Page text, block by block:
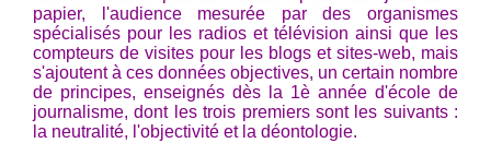
papier, l'audience mesurée par des organismes
spécialisés pour les radios et télévision ainsi que les
compteurs de visites pour les blogs et sites-web, mais
s'ajoutent à ces données objectives, un certain nombre
de principes, enseignés dès la 1è année d'école de
journalisme, dont les trois premiers sont les suivants :
la neutralité, l'objectivité et la déontologie.